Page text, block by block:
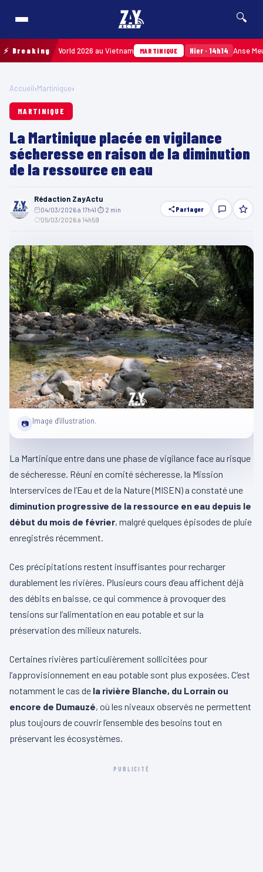
🔍
⚡ Breaking
à Miss World 2026 au Vietnam MARTINIQUE Hier · 14h14 Anse Meunier
Accueil›Martinique›
MARTINIQUE
La Martinique placée en vigilance
sécheresse en raison de la diminution
de la ressource en eau
Rédaction ZayActu
04/03/2026 à 17h41 ⏱ 2 min
05/03/2026 à 14h59
Partager
📷 Image d'illustration.
La Martinique entre dans une phase de vigilance face au risque
de sécheresse. Réuni en comité sécheresse, la Mission
Interservices de l’Eau et de la Nature (MISEN) a constaté une
diminution progressive de la ressource en eau depuis le
début du mois de février, malgré quelques épisodes de pluie
enregistrés récemment.
Ces précipitations restent insuffisantes pour recharger
durablement les rivières. Plusieurs cours d’eau affichent déjà
des débits en baisse, ce qui commence à provoquer des
tensions sur l’alimentation en eau potable et sur la
préservation des milieux naturels.
Certaines rivières particulièrement sollicitées pour
l’approvisionnement en eau potable sont plus exposées. C’est
notamment le cas de la rivière Blanche, du Lorrain ou
encore de Dumauzé, où les niveaux observés ne permettent
plus toujours de couvrir l’ensemble des besoins tout en
préservant les écosystèmes.
PUBLICITÉ